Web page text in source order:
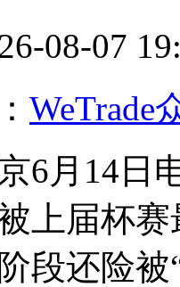
08-07
WeTrade
14日电
上届杯
段还险被